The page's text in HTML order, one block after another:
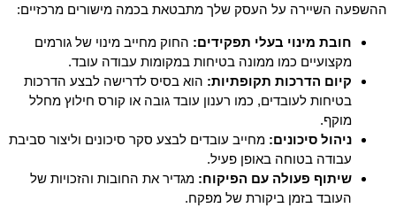
ההשפעה השיירה על העסק שלך מתבטאת בכמה מישורים מרכזיים:
חובת מינוי בעלי תפקידים: החוק מחייב מינוי של גורמים
מקצועיים כמו ממונה בטיחות במקומות עבודה עובד.
קיום הדרכות תקופתיות: הוא בסיס לדרישה לבצע הדרכות
בטיחות לעובדים, כמו רענון עובד גובה או קורס חילוץ מחלל
מוקף.
ניהול סיכונים: מחייב עובדים לבצע סקר סיכונים וליצור סביבת
עבודה בטוחה באופן פעיל.
שיתוף פעולה עם הפיקוח: מגדיר את החובות והזכויות של
העובד בזמן ביקורת של מפקח.